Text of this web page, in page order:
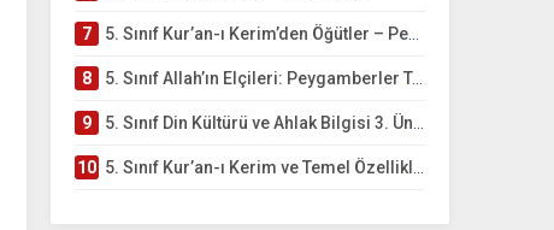
7 5. Sınıf Kur’an-ı Kerim’den Öğütler – Peygamber Kıssaları Testi – Online Çöz
8 5. Sınıf Allah’ın Elçileri: Peygamberler Testi – Online Çöz
9 5. Sınıf Din Kültürü ve Ahlak Bilgisi 3. Ünite: Kur’an-ı Kerim Çalışmaları
10 5. Sınıf Kur’an-ı Kerim ve Temel Özellikleri Testi – Online Çöz